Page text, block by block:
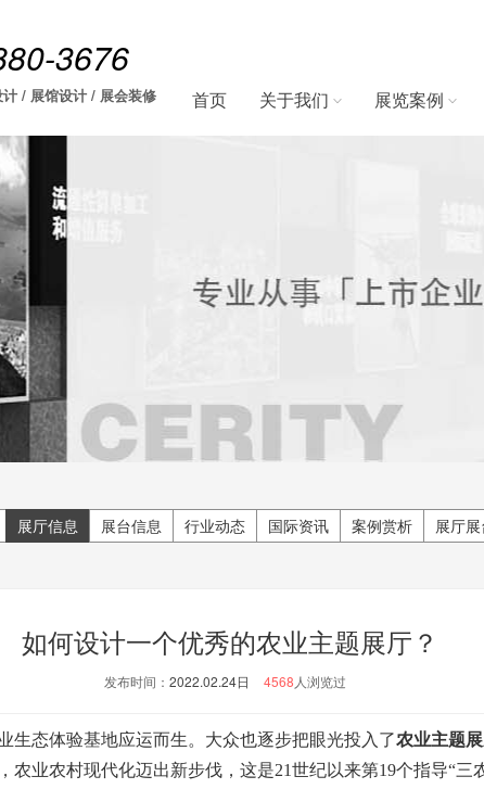
3676
/ 展馆设计 / 展会装修 首页 关于我们 展览案例
展厅信息 展台信息 行业动态 国际资讯 案例赏析 展厅
如何设计一个优秀的农业主题展厅？
发布时间： 2022.02.24日 4568 人浏览过
态体验基地应运而生。大众也逐步把眼光投入了农业主题
农业农村现代化迈出新步伐，这是21世纪以来第19个指导“